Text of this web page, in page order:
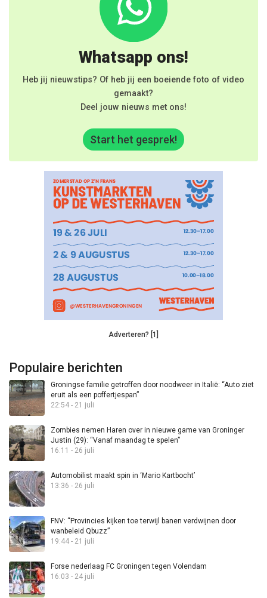
Whatsapp ons!
Heb jij nieuwstips? Of heb jij een boeiende foto of video
gemaakt?
Deel jouw nieuws met ons!
Start het gesprek!
Adverteren? [1]
Populaire berichten
Groningse familie getroffen door noodweer in Italië: “Auto ziet
eruit als een poffertjespan”
22:54 - 21 juli
Zombies nemen Haren over in nieuwe game van Groninger
Justin (29): “Vanaf maandag te spelen”
16:11 - 26 juli
Automobilist maakt spin in ‘Mario Kartbocht’
13:36 - 26 juli
FNV: “Provincies kijken toe terwijl banen verdwijnen door
wanbeleid Qbuzz”
19:44 - 21 juli
Forse nederlaag FC Groningen tegen Volendam
16:03 - 24 juli